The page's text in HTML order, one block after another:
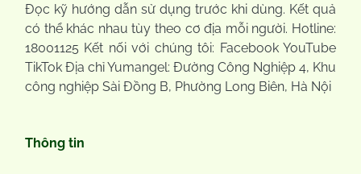
Đọc kỹ hướng dẫn sử dụng trước khi dùng. Kết quả
có thể khác nhau tùy theo cơ địa mỗi người. Hotline:
18001125 Kết nối với chúng tôi: Facebook YouTube
TikTok Địa chỉ Yumangel: Đường Công Nghiệp 4, Khu
công nghiệp Sài Đồng B, Phường Long Biên, Hà Nội
Thông tin